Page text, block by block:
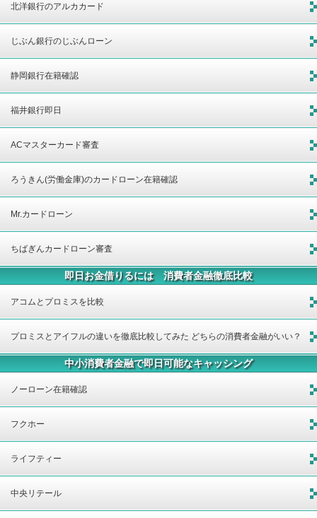
北洋銀行のアルカカード
じぶん銀行のじぶんローン
静岡銀行在籍確認
福井銀行即日
ACマスターカード審査
ろうきん(労働金庫)のカードローン在籍確認
Mr.カードローン
ちばぎんカードローン審査
即日お金借りるには 消費者金融徹底比較
アコムとプロミスを比較
プロミスとアイフルの違いを徹底比較してみた どちらの消費者金融がいい？
中小消費者金融で即日可能なキャッシング
ノーローン在籍確認
フクホー
ライフティー
中央リテール